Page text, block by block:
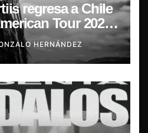
regresa a Chile
Tour 2026”
en Sala RBX
HERNÁNDEZ